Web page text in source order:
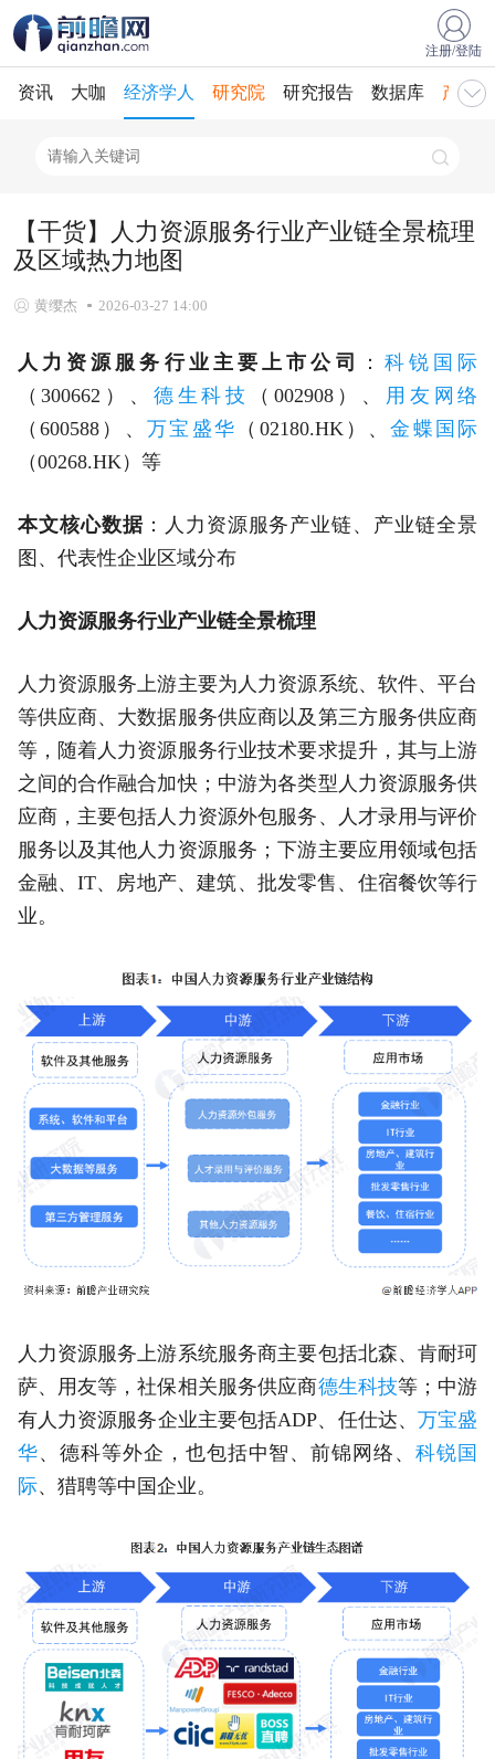
注册/登陆
资讯 大咖 经济学人 研究院 研究报告 数据库 产业
【干货】人力资源服务行业产业链全景梳理
及区域热力地图
黄缨杰 2026-03-27 14:00
人力资源服务行业主要上市公司 ： 科锐国际
（300662）、 德生科技 （002908）、 用友网络
（600588）、 万宝盛华 （02180.HK）、金蝶国际
（00268.HK）等
本文核心数据：人力资源服务产业链、产业链全景
图、代表性企业区域分布
人力资源服务行业产业链全景梳理
人力资源服务上游主要为人力资源系统、软件、平台
等供应商、大数据服务供应商以及第三方服务供应商
等，随着人力资源服务行业技术要求提升，其与上游
之间的合作融合加快；中游为各类型人力资源服务供
应商，主要包括人力资源外包服务、人才录用与评价
服务以及其他人力资源服务；下游主要应用领域包括
金融、IT、房地产、建筑、批发零售、住宿餐饮等行
业。
人力资源服务上游系统服务商主要包括北森、肯耐珂
萨、用友等，社保相关服务供应商德生科技等；中游
有人力资源服务企业主要包括ADP、任仕达、万宝盛
华、德科等外企，也包括中智、前锦网络、科锐国
际、猎聘等中国企业。